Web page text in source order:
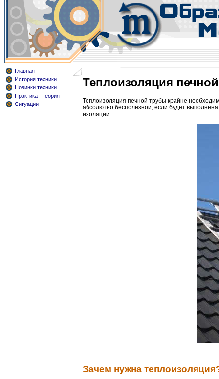
Главная
История техники
Новинки техники
Практика - теория
Ситуации
Теплоизоляция
Теплоизоляция печной трубы крайне
абсолютно бесполезной, если будет
изоляции.
Зачем нужна